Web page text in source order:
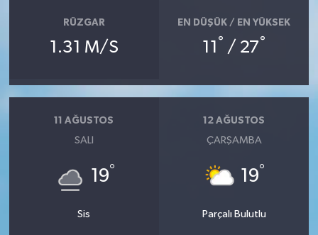
RÜZGAR
1.31 M/S
EN DÜŞÜK / EN YÜKSEK
11 ° / 27°
11 AĞUSTOS
SALI
19°
Sis
12 AĞUSTOS
ÇARŞAMBA
19°
Parçalı Bulutlu
YAŞAM